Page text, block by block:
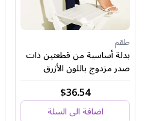
طقم
بدلة أساسية من قطعتين ذات
صدر مزدوج باللون الأزرق
$36.54
اضافة الى السلة